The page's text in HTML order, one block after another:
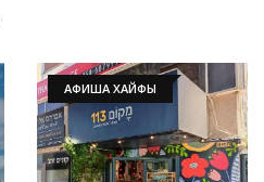
АФИША ХАЙФЫ